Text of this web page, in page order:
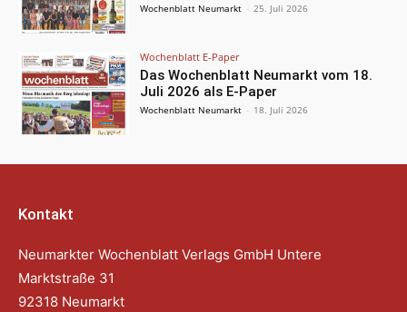
Wochenblatt Neumarkt - 25. Juli 2026
Wochenblatt E-Paper
Das Wochenblatt Neumarkt vom 18.
Juli 2026 als E-Paper
Wochenblatt Neumarkt - 18. Juli 2026
Kontakt
Neumarkter Wochenblatt Verlags GmbH Untere
Marktstraße 31
92318 Neumarkt